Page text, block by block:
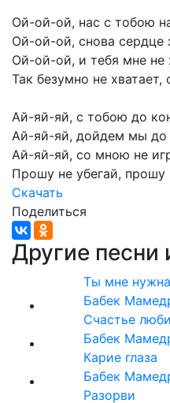
Ой-ой-ой, нас с тобою
Ой-ой-ой, снова сердце
Ой-ой-ой, и тебя мне не
Так безумно не хватает,
Ай-яй-яй, с тобою до
Ай-яй-яй, дойдем мы до
Ай-яй-яй, со мною не
Прошу не убегай, прошу
Скачать
Поделиться
Другие песни
Ты мне нужна
Бабек
Счастье
Бабек
Карие глаза
Бабек
Разорви